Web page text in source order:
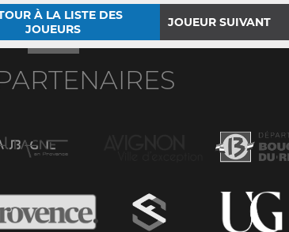
À LA LISTE DES
JOUEURS
JOUEUR SUIVANT